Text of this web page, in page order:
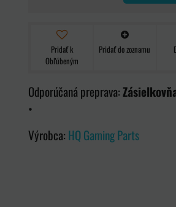
Pridať k
Obľúbeným
Pridať do zoznamu
•
Výrobca: HQ Gaming Parts